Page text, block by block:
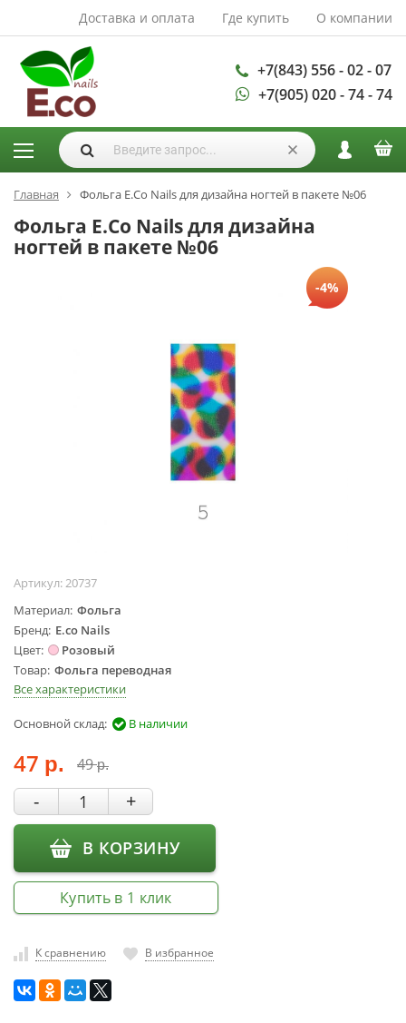
Доставка и оплата Где купить О компании
+7(843) 556 - 02 - 07
+7(905) 020 - 74 - 74
АКСЕССУАРЫ И
РАСХОДНЫЕ
МАТЕРИАЛЫ
Аксессуары
Запасные
лампы
Кисти
Одноразовая
продукция
Пилки
Аппараты для
маникюра и
педикюра
Инструменты
Лампа-лупа
Стерилизаторы
УЗ-ванны
Фрезы и
Хранение
инструмента
РАСПРОДАЖА
Главная Фольга E.Co Nails для дизайна ногтей в пакете №06
Фольга E.Co Nails для дизайна
ногтей в пакете №06
-4%
Артикул:20737
Материал Фольга
Бренд E.co Nails
Цвет
Розовый
Товар Фольга переводная
Все характеристики
Основной склад: В наличии
47 р. 49р.
- +
В КОРЗИНУ
Купить в 1 клик
К сравнению В избранное